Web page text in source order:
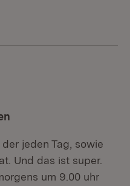
jeden Tag, sowie
Und das ist super.
um 9.00 uhr